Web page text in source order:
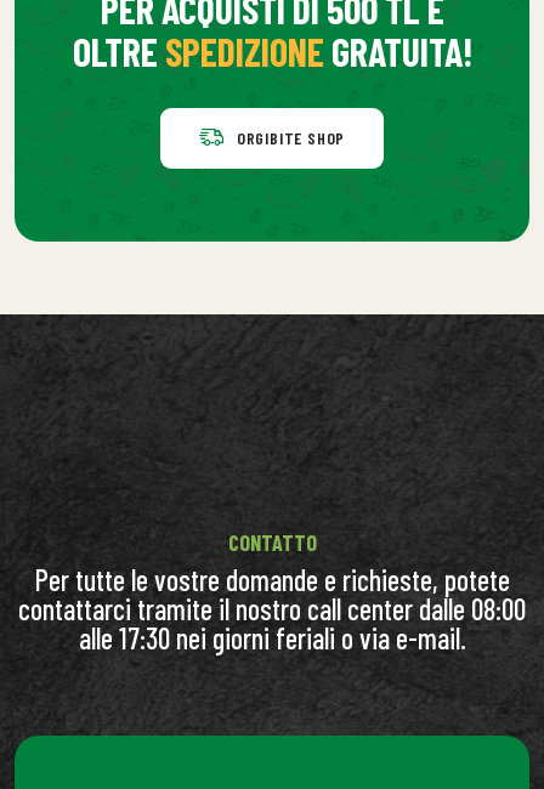
OLTRESPEDIZIONE GRATUITA!
ORGIBITE SHOP
CONTATTO
Per tutte le vostre domande e richieste, potete
contattarci tramite il nostro call center dalle 08:00
alle 17:30 nei giorni feriali o via e-mail.